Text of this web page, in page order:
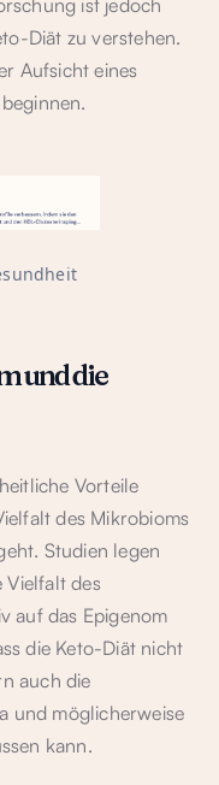
ist jedoch
Diät zu verstehen.
Aufsicht eines
und die
Vorteile
des Mikrobioms
Studien legen
Vielfalt des
auf das Epigenom
die Keto-Diät nicht
auch die
und möglicherweise
kann.